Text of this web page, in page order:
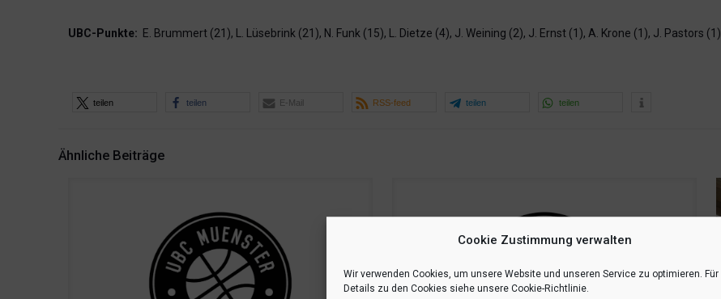
Cookie Zustimmung verwalten
Wir verwenden Cookies, um unsere Website und unseren Service zu optimieren. Für
Details zu den Cookies siehe unsere Cookie-Richtlinie.
UBC-Punkte: E. Brummert (21), L. Lüsebrink (21), N. Funk (15), L. Dietze (4), J. Weining (2), J. Ernst (1), A. Krone (1), J. Pastors (1)
teilen teilen E-Mail RSS-feed teilen teilen
Ähnliche Beiträge